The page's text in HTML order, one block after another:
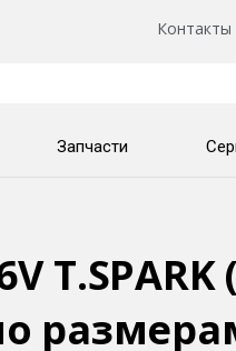
Контакты
Запчасти